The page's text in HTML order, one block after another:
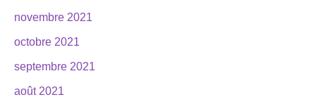
novembre 2021
octobre 2021
septembre 2021
août 2021